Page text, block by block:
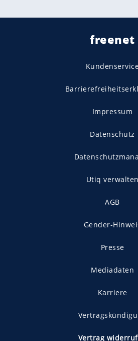
freenet
Impressum
Datenschutz
Utiq verwalten
AGB
Gender-
Presse
Mediadaten
Karriere
Vertrag